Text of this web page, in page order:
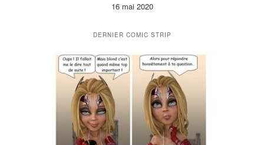
16 mai 2020
DERNIER COMIC STRIP